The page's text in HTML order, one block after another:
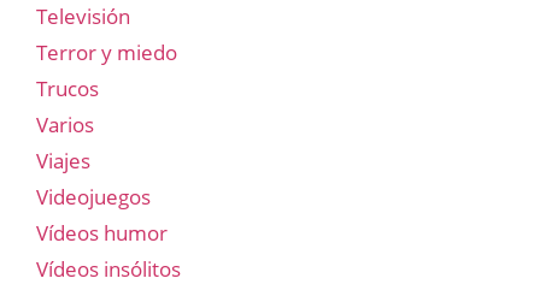
Televisión
Terror y miedo
Trucos
Varios
Viajes
Videojuegos
Vídeos humor
Vídeos insólitos